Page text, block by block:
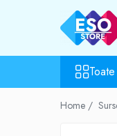
Toate Produsele
Toate Categoriile
Home /